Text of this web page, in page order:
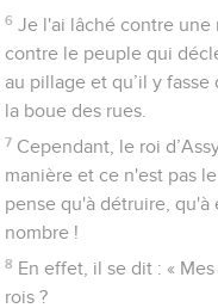
6 Je l'ai lâché contre une
contre le peuple qui
au pillage et qu’il y
la boue des rues.
7 Cependant, le roi
manière et ce n'est pas
pense qu'à détruire,
nombre !
8 En effet, il se dit : «
rois ?